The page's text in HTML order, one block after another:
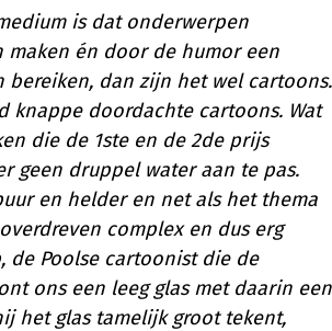
is dat onderwerpen
maken én door de humor een
bereiken, dan zijn het wel cartoons.
knappe doordachte cartoons. Wat
die de 1ste en de 2de prijs
geen druppel water aan te pas.
en helder en net als het thema
complex en dus erg
de Poolse cartoonist die de
ons een leeg glas met daarin een
het glas tamelijk groot tekent,